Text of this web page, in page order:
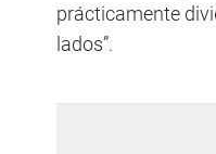
prácticamente
lados”.